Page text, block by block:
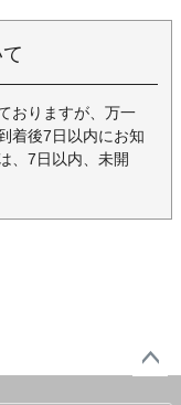
おりますが、万一
着後7日以内にお知
、7日以内、未開